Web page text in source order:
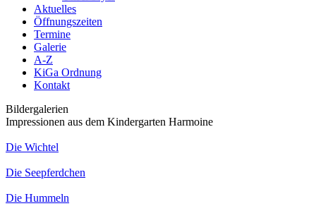
Aktuelles
Öffnungszeiten
Termine
Galerie
A-Z
KiGa Ordnung
Kontakt
Bildergalerien
Impressionen aus dem Kindergarten Harmoine
Die Wichtel
Die Seepferdchen
Die Hummeln